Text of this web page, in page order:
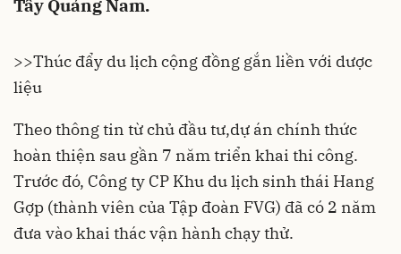
Tây Quảng Nam.
>>Thúc đẩy du lịch cộng đồng gắn liền với dược
liệu
Theo thông tin từ chủ đầu tư,dự án chính thức
hoàn thiện sau gần 7 năm triển khai thi công.
Trước đó, Công ty CP Khu du lịch sinh thái Hang
Gợp (thành viên của Tập đoàn FVG) đã có 2 năm
đưa vào khai thác vận hành chạy thử.